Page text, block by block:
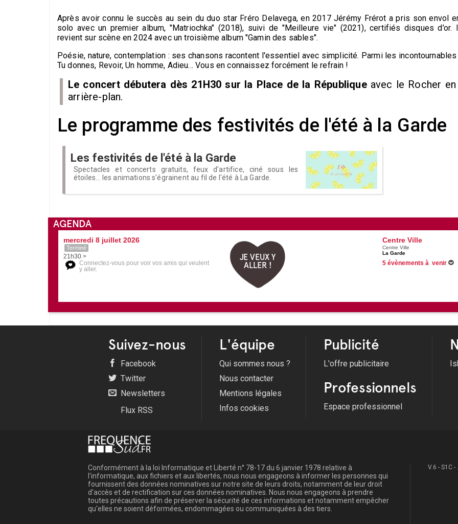
Après avoir connu le succès au sein du duo star Fréro Delavega, en 2017 Jérémy Frérot a pris son envol
solo avec un premier album, "Matriochka" (2018), suivi de "Meilleure vie" (2021), certifiés disques d’or.
revient sur scène en 2024 avec un troisième album "Gamin des sables".
Poésie, nature, contemplation : ses chansons racontent l'essentiel avec simplicité. Parmi les incontournables
Tu donnes, Revoir, Un homme, Adieu... Vous en connaissez forcément le refrain !
Le concert débutera dès 21H30 sur la Place de la Républiqueavec le Rocher en
arrière-plan.
Le programme des festivités de l'été à la Garde
Les festivités de l'été à la Garde
Spectacles et concerts gratuits, feux d'artifice, ciné sous les
étoiles... les animations s'égrainent au fil de l'été à La Garde.
AGENDA
mercredi 8 juillet 2026
Terminé
21h30 >
Connectez-vous pour voir vos amis qui veulent
y aller.
JE VEUX Y
ALLER !
Centre Ville
Centre Ville
La Garde
5 évènements à venir
Suivez-nous
Facebook
Twitter
Newsletters
Flux RSS
L'équipe
Qui sommes nous ?
Nous contacter
Mentions légales
Infos cookies
Publicité
L'offre publicitaire
Professionnels
Espace professionnel
Conformément à la loi Informatique et Liberté n° 78-17 du 6 janvier 1978 relative à
l'informatique, aux fichiers et aux libertés, nous nous engageons à informer les personnes qui
fournissent des données nominatives sur notre site de leurs droits, notamment de leur droit
d'accès et de rectification sur ces données nominatives. Nous nous engageons à prendre
toutes précautions afin de préserver la sécurité de ces informations et notamment empêcher
qu'elles ne soient déformées, endommagées ou communiquées à des tiers.
V.6 - S1C